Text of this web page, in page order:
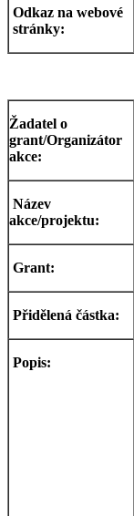
Odkaz na webové
stránky:
Žadatel o
grant/Organizátor
akce:
Název
akce/projektu:
Grant:
Přidělená částka:
Popis: